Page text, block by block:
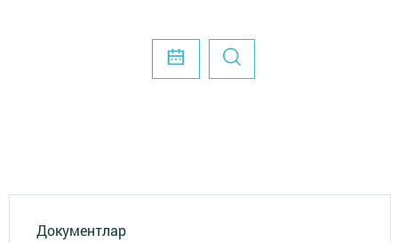
Документлар